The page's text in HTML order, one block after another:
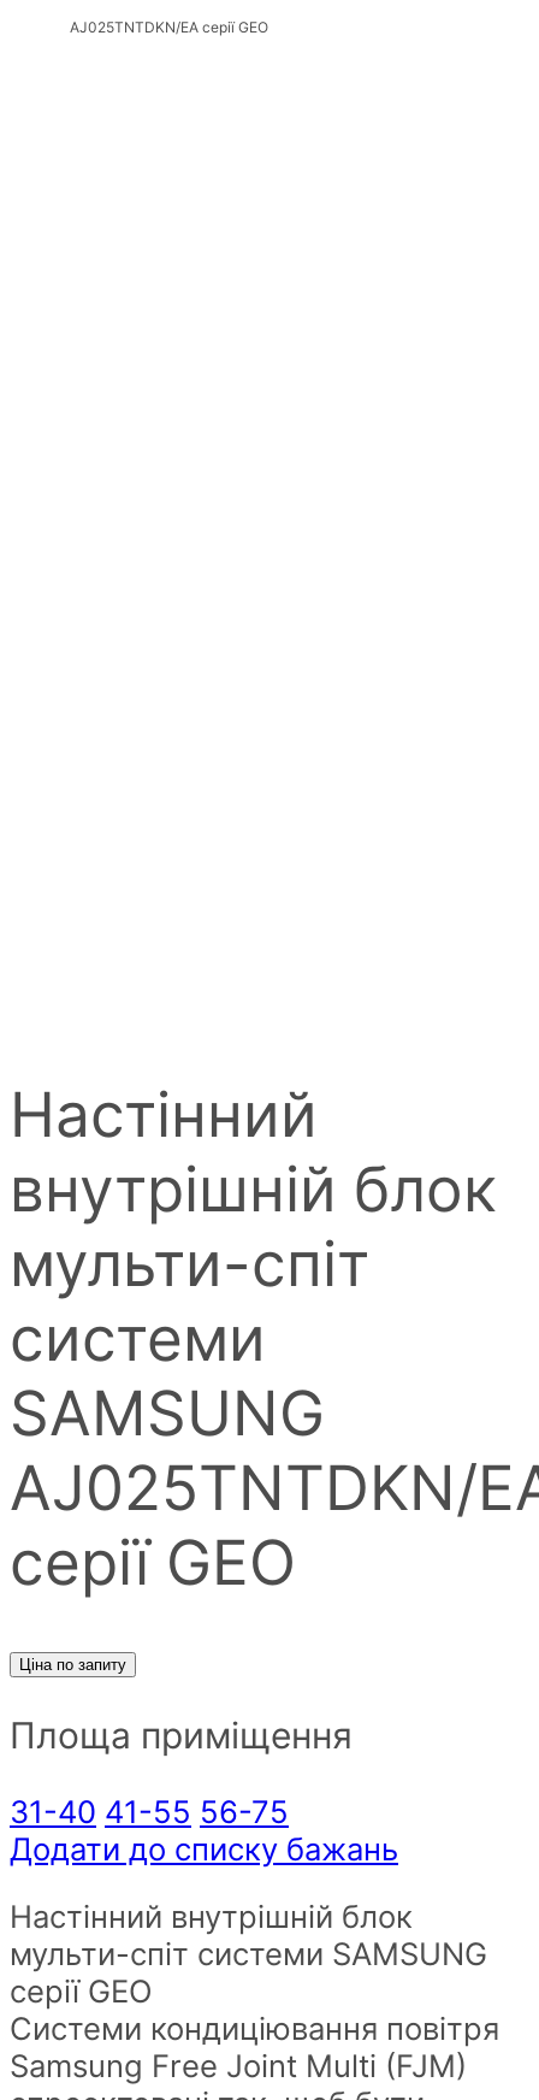
AJ025TNTDKN/EA серії GEO
Настінний
внутрішній блок
мульти-спіт
системи
SAMSUNG
AJ025TNTDKN/
серії GEO
Ціна по запиту
Площа приміщення
31-40 41-55 56-75
Додати до списку бажань
Настінний внутрішній блок
мульти-спіт системи SAMSUNG
серії GEO
Системи кондиціювання повітря
Samsung Free Joint Multi (FJM)